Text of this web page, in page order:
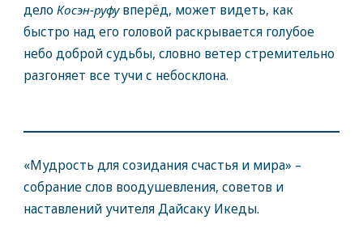
дело Косэн-руфувперёд, может видеть, как
быстро над его головой раскрывается голубое
небо доброй судьбы, словно ветер стремительно
разгоняет все тучи с небосклона.
«Мудрость для созидания счастья и мира» –
собрание слов воодушевления, советов и
наставлений учителя Дайсаку Икеды.